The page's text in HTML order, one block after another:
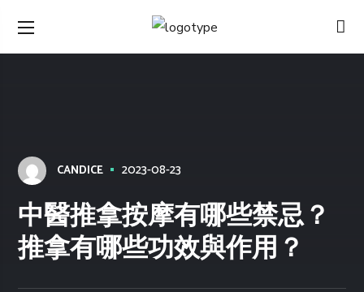
CANDICE 2023-08-23
中醫推拿按摩有哪些禁忌？
推拿有哪些功效與作用？